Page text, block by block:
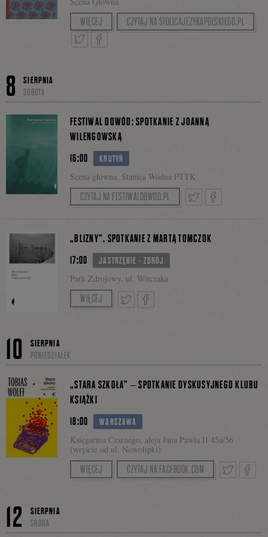
Facebooku
Prowadzenie: Grażyna Lutosławska
WIĘCEJ CZYTAJ NA STOLICAJEZYKAPOLSKIEGO.PL
się
na
8
SIERPNIA
SOBOTA
16:00 KRUTYŃ
Scena główna, Stanica Wodna PTTK
FESTIWAL DOWÓD: SPOTKANIE Z JOANNĄ
WILENGOWSKĄ
CZYTAJ NA FESTIWALDOWOD.PL
17:00 JASTRZĘBIE - ZDRÓJ
Park Zdrojowy, ul. Witczaka
„BLIZNY”. SPOTKANIE Z MARTĄ TOMCZOK
Spotkanie w ramach plenerowego cyklu Czytanie
WIĘCEJ
się
na
Facebooku
10
SIERPNIA
PONIEDZIAŁEK
18:00 WARSZAWA
Księgarnia Czarnego, aleja Jana Pawła II 45a/56
(wejście od ul. Nowolipki)
„STARA SZKOŁA” – SPOTKANIE DYSKUSYJNEGO KLUBU
KSIĄŻKI
Serdecznie zapraszamy w poniedziałek 10 sierpnia
WIĘCEJ CZYTAJ NA FACEBOOK.COM
12
SIERPNIA
ŚRODA